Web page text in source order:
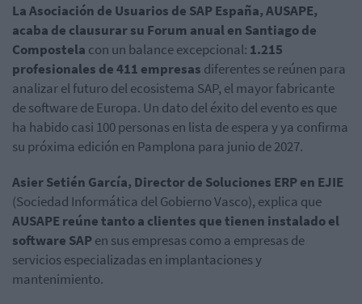
La Asociación de Usuarios de SAP España, AUSAPE,
acaba de clausurar su Forum anual en Santiago de
Compostela con un balance excepcional: 1.215
profesionales de 411 empresas diferentes se reúnen para
analizar el futuro del ecosistema SAP, el mayor fabricante
de software de Europa. Un dato del éxito del evento es que
ha habido casi 100 personas en lista de espera y ya confirma
su próxima edición en Pamplona para junio de 2027.
Asier Setién García, Director de Soluciones ERP en EJIE
(Sociedad Informática del Gobierno Vasco), explica que
AUSAPE reúne tanto a clientes que tienen instalado el
software SAPen sus empresas como a empresas de
servicios especializadas en implantaciones y
mantenimiento.